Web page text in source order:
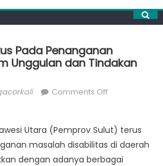
Pada Penanganan
Unggulan dan Tindakan
Comments Offon
Fokus
Pada
Penanganan
Utara (Pemprov Sulut) terus
masalah disabilitas di daerah
dengan adanya berbagai